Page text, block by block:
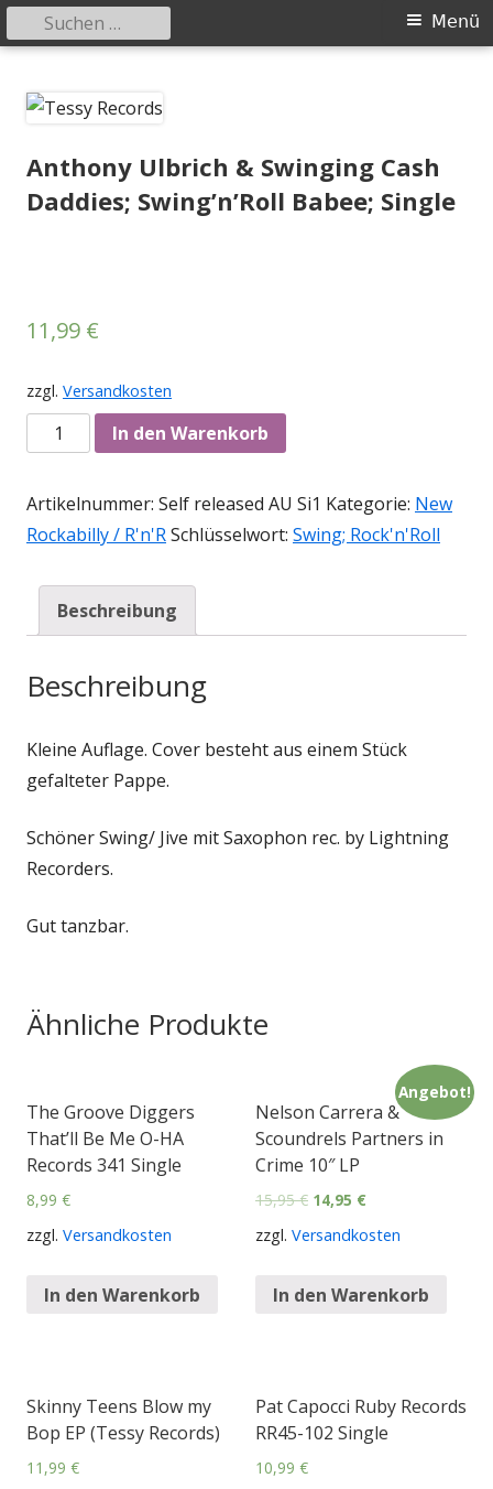
zum
Primäres
Menü
Suchen
nach:
Anthony Ulbrich & Swinging Cash
Daddies; Swing’n’Roll Babee; Single
11,99 €
zzgl. Versandkosten
Anzahl In den Warenkorb
Artikelnummer: Self released AU Si1 Kategorie: New
Rockabilly / R'n'RSchlüsselwort: Swing; Rock'n'Roll
Beschreibung
Beschreibung
Kleine Auflage. Cover besteht aus einem Stück
gefalteter Pappe.
Schöner Swing/ Jive mit Saxophon rec. by Lightning
Recorders.
Gut tanzbar.
Ähnliche Produkte
The Groove Diggers
That’ll Be Me O-HA
Records 341 Single
8,99 €
zzgl. Versandkosten
In den Warenkorb
Angebot!
Nelson Carrera &
Scoundrels Partners in
Crime 10″ LP
15,95€ 14,95 €
zzgl. Versandkosten
In den Warenkorb
Skinny Teens Blow my
Bop EP (Tessy Records)
11,99 €
Pat Capocci Ruby Records
RR45-102 Single
10,99 €